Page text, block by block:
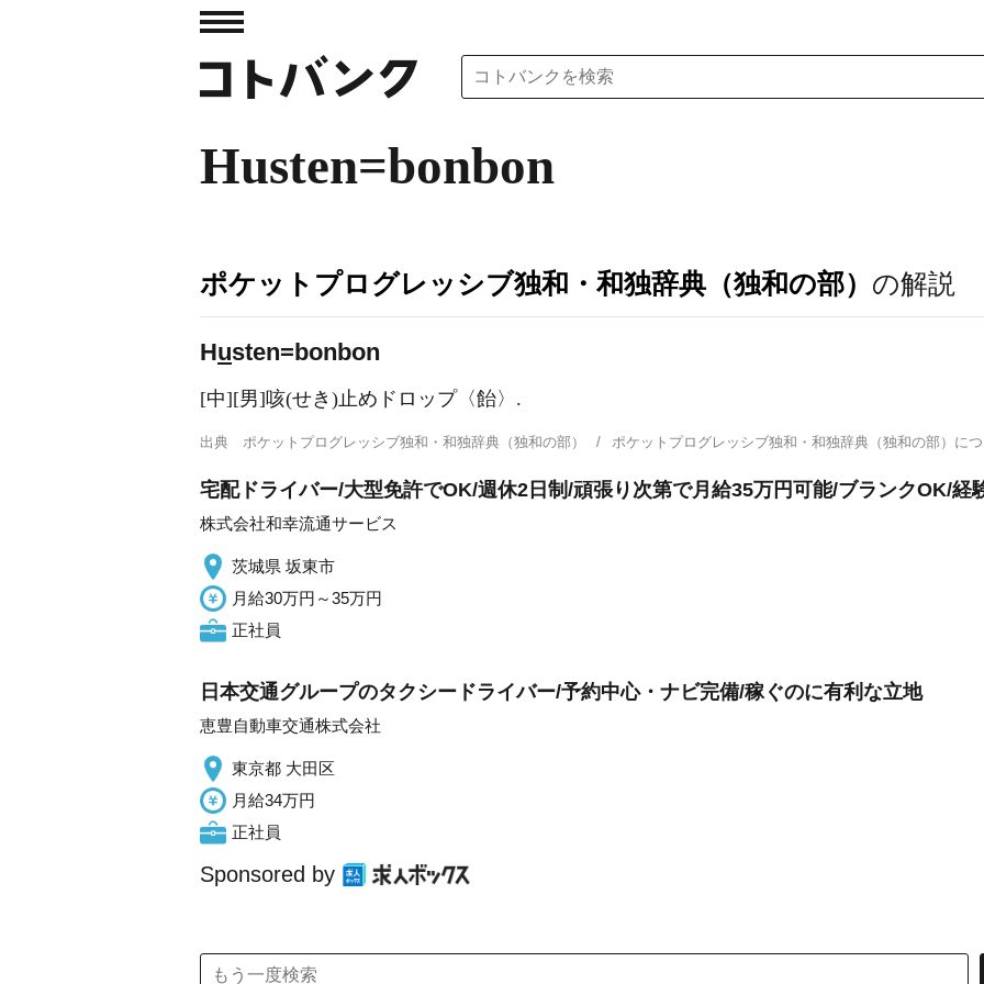
Husten=bonbon
ポケットプログレッシブ独和・和独辞典（独和の部） の解説
Husten=bonbon
[中][男]咳(せき)止めドロップ〈飴〉.
出典 ポケットプログレッシブ独和・和独辞典（独和の部） ポケットプログレッシブ独和・和独辞典（独和の部）
宅配ドライバー/大型免許でOK/週休2日制/頑張り次第で月給35万円可能/ブランクOK/経
株式会社和幸流通サービス
茨城県 坂東市
月給30万円～35万円
正社員
日本交通グループのタクシードライバー/予約中心・ナビ完備/稼ぐのに有利な立地
恵豊自動車交通株式会社
東京都 大田区
月給34万円
正社員
Sponsored by